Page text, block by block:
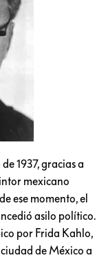
1937, gracias a
mexicano
ese momento, el
asilo político.​
por Frida Kahlo,
de México a